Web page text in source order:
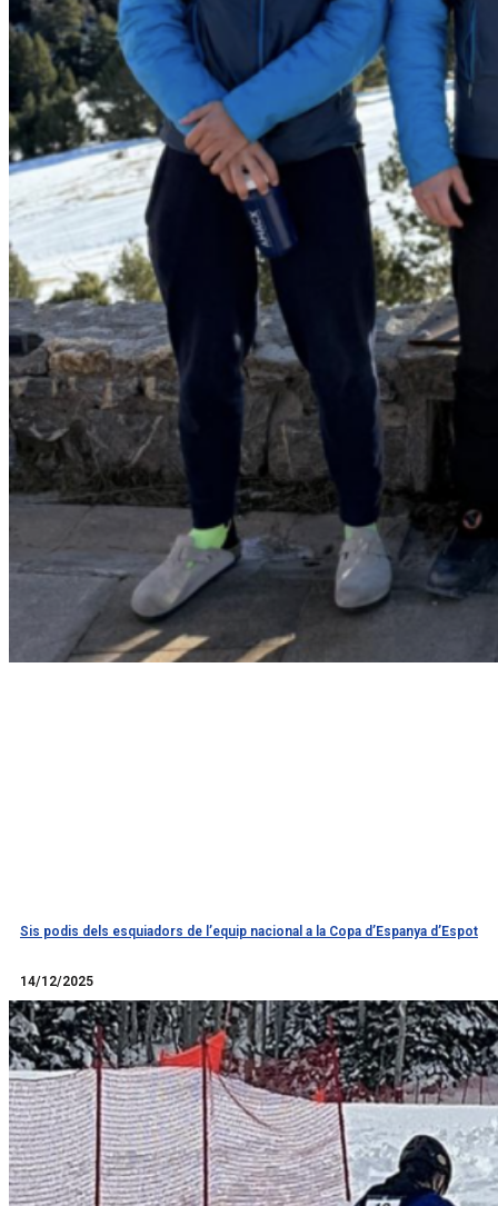
Sis podis dels esquiadors de l’equip nacional a la Copa d’Espanya d’Espot
14/12/2025